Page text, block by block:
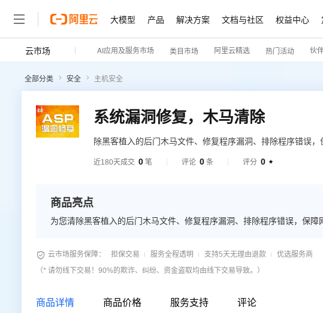
大模型 产品 解决方案 文档与社区 权益中心
云市场 AI应用及服务市场 类目市场 阿里云精选 热门活动 伙
全部分类 安全 主机安全
系统漏洞修复，木马清除
除黑客植入的后门木马文件、修复程序漏洞、排除程序错误，
近180天成交 0 笔 评论 0 条 评分 0 
商品亮点
为您清除黑客植入的后门木马文件、修复程序漏洞、排除程序错误，保障
 云市场服务保障： 担保交易 服务全程透明 支持5天无理由退款
优选服务商
（* 请勿线下交易！90%的欺诈、纠纷、资金盗取均由线下交易导致。）
商品详情 商品价格 服务支持 评论